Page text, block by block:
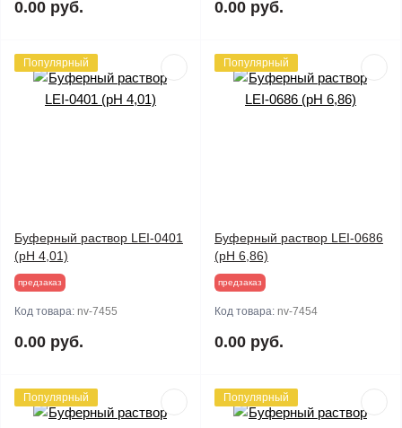
0.00 руб. 0.00 руб.
Популярный
Буферный раствор LEI-0401
(pH 4,01)
предзаказ
Код товара: nv-7455
0.00 руб.
Популярный
Буферный раствор LEI-0686
(pH 6,86)
предзаказ
Код товара: nv-7454
0.00 руб.
Популярный Популярный